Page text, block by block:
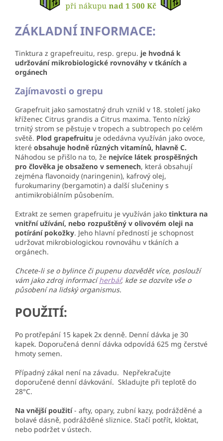
ZÁKLADNÍ INFORMACE:
Tinktura z grapefreuitu, resp. grepu. je hvodná k
udržování mikrobiologické rovnováhy v tkáních a
orgánech
Zajímavosti o grepu
Grapefruit jako samostatný druh vznikl v 18. století jako
kříženec Citrus grandis a Citrus maxima. Tento nízký
trnitý strom se pěstuje v tropech a subtropech po celém
světě. Plod grapefruitu je odedávna využíván jako ovoce,
které obsahuje hodně různých vitamínů, hlavně C.
Náhodou se přišlo na to, že nejvíce látek prospěšných
pro člověka je obsaženo v semenech, která obsahují
zejména flavonoidy (naringenin), kafrový olej,
furokumariny (bergamotin) a další slučeniny s
antimikrobiálním působením.
Extrakt ze semen grapefruitu je využíván jako tinktura na
vnitřní užívání, nebo rozpuštěný v olivovém oleji na
potírání pokožky. Jeho hlavní předností je schopnost
udržovat mikrobiologickou rovnováhu v tkáních a
orgánech.
Chcete-li se o bylince či pupenu dozvědět více, poslouží
vám jako zdroj informacíherbář, kde se dozvíte vše o
působení na lidský organismus.
POUŽITÍ:
Po protřepání 15 kapek 2x denně. Denní dávka je 30
kapek. Doporučená denní dávka odpovídá 625 mg čerstvé
hmoty semen.
Případný zákal není na závadu. Nepřekračujte
doporučené denní dávkování. Skladujte při teplotě do
28°C.
Na vnější použití- afty, opary, zubní kazy, podrážděné a
bolavé dásně, podrážděné sliznice. Stačí potřít, kloktat,
nebo podržet v ústech.